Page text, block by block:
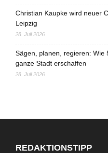
Christian Kaupke wird neuer
Leipzig
28. Juli 2026
Sägen, planen, regieren: Wie
ganze Stadt erschaffen
28. Juli 2026
REDAKTIONSTIPP